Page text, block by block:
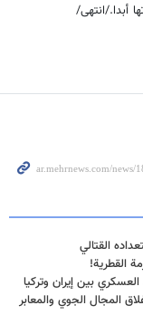
أبدا./انتهى/
القتالي
بين إيران وتركيا
المجال الجوي والمعابر